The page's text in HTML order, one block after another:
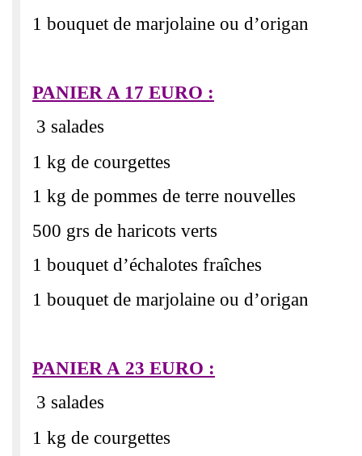
1 bouquet de marjolaine ou d’origan
PANIER A 17 EURO :
3 salades
1 kg de courgettes
1 kg de pommes de terre nouvelles
500 grs de haricots verts
1 bouquet d’échalotes fraîches
1 bouquet de marjolaine ou d’origan
PANIER A 23 EURO :
3 salades
1 kg de courgettes